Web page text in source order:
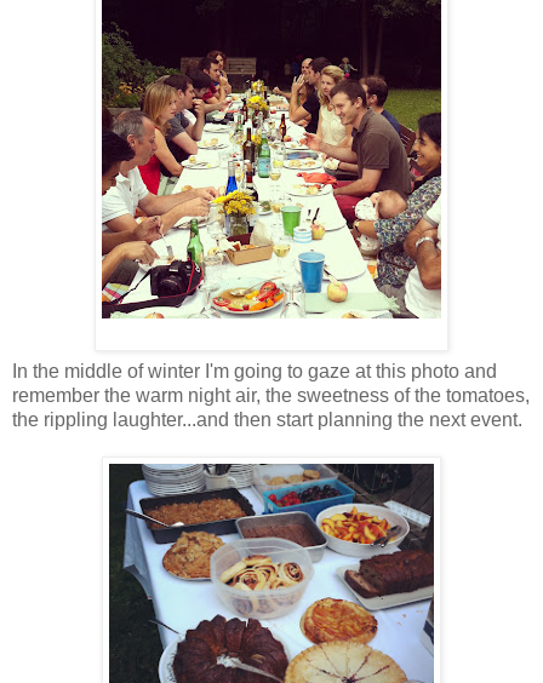
In the middle of winter I'm going to gaze at this photo and
remember the warm night air, the sweetness of the tomatoes,
the rippling laughter...and then start planning the next event.